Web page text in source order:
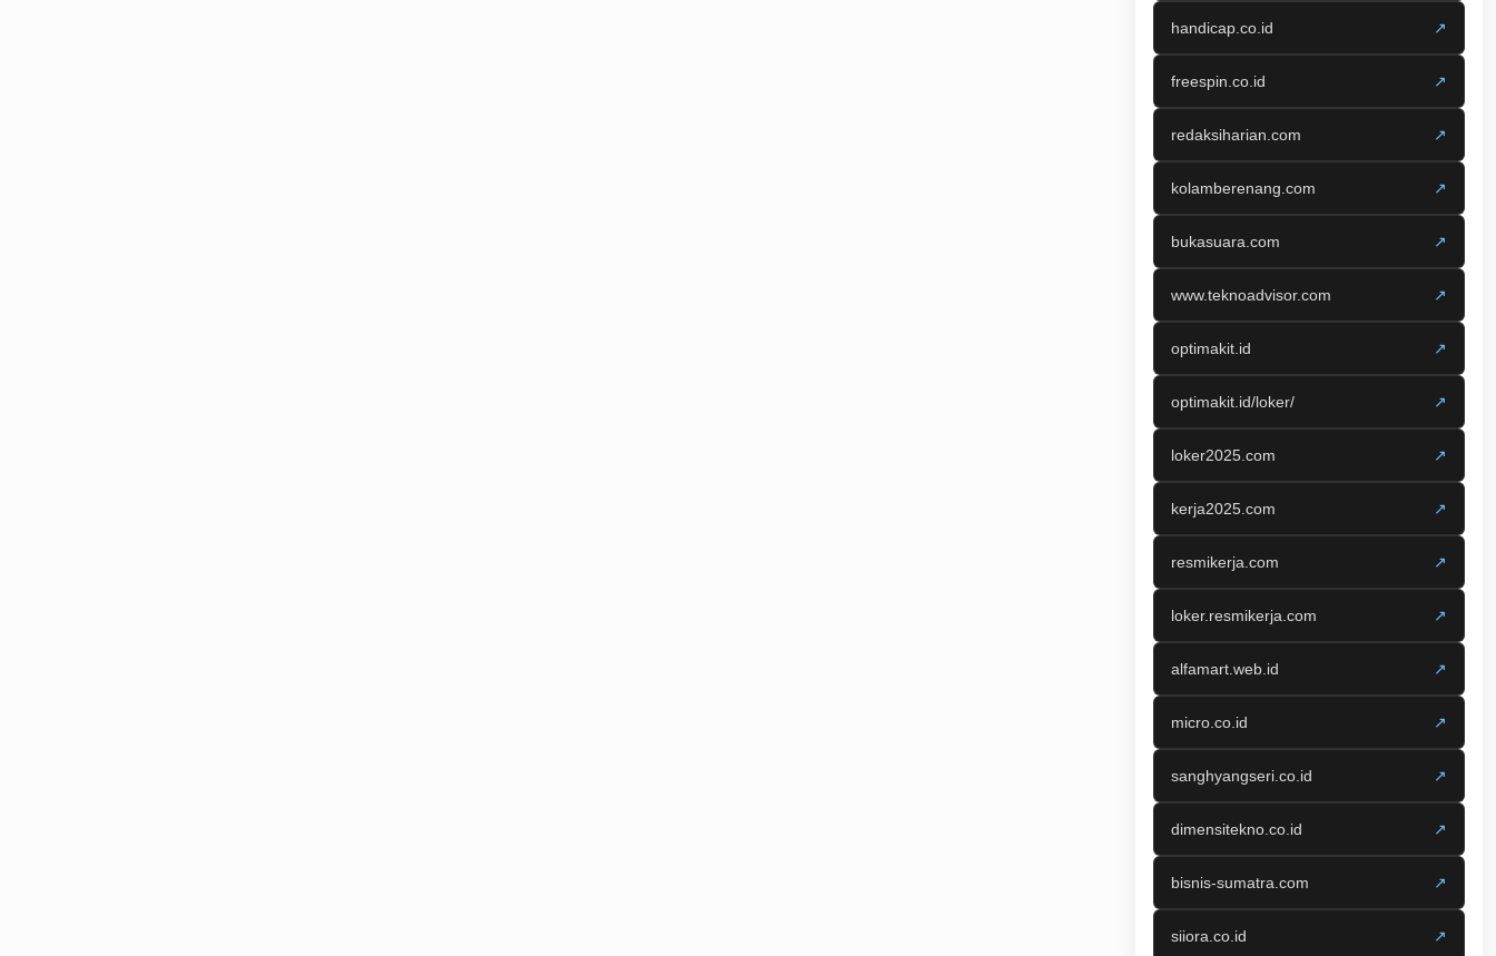
handicap.co.id ↗
freespin.co.id ↗
redaksiharian.com ↗
kolamberenang.com ↗
bukasuara.com ↗
www.teknoadvisor.com ↗
optimakit.id ↗
optimakit.id/loker/ ↗
loker2025.com ↗
kerja2025.com ↗
resmikerja.com ↗
loker.resmikerja.com ↗
alfamart.web.id ↗
micro.co.id ↗
sanghyangseri.co.id ↗
dimensitekno.co.id ↗
bisnis-sumatra.com ↗
siiora.co.id ↗